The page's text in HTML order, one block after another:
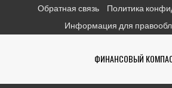
содержимому
Обратная связь
Политика
Информация для
ФИНАНСОВЫЙ